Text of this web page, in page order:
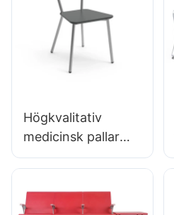
Högkvalitativ
medicinsk pallar
DC135-1 för
Bulk Buy Hewei